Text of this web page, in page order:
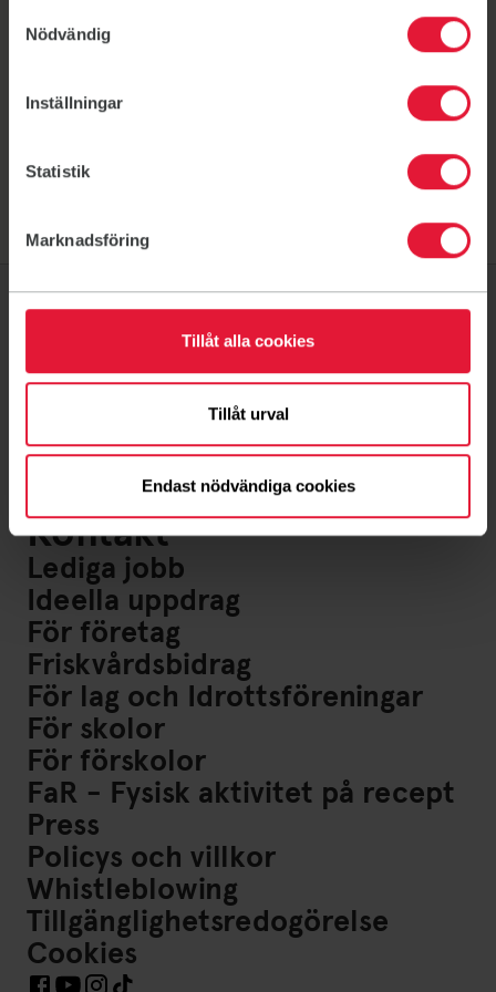
Nödvändig
Inställningar
Statistik
Marknadsföring
Tillåt alla cookies
Tillåt urval
Endast nödvändiga cookies
Villkor
Om oss
Föreningsliv
Ditt medlemskap
Ny på Friskis
Kontakt
Lediga jobb
Ideella uppdrag
För företag
Friskvårdsbidrag
För lag och Idrottsföreningar
För skolor
För förskolor
FaR - Fysisk aktivitet på recept
Press
Policys och villkor
Whistleblowing
Tillgänglighetsredogörelse
Cookies